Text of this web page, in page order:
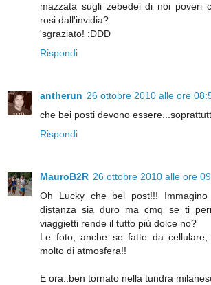
mazzata sugli zebedei di noi poveri
rosi dall'invidia?
'sgraziato! :DDD
Rispondi
antherun 26 ottobre 2010 alle ore
che bei posti devono
Rispondi
MauroB2R 26 ottobre 2010 alle ore
Oh Lucky che bel post!!!
distanza sia duro ma cmq se ti
viaggietti rende il tutto più dolce no?
Le foto, anche se fatte da cellulare,
molto di atmosfera!!
E ora..ben tornato nella tundra